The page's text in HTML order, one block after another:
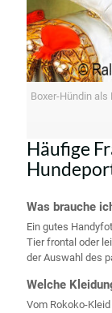
Boxer-Hündin
Häufige
Was brauche
Ein gutes
Tier frontal oder
der Auswahl des
Welche
Vom Rokoko-